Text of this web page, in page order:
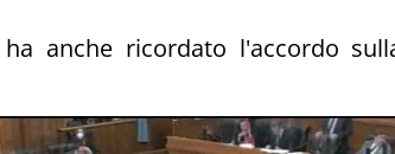
anche ricordato l'accordo